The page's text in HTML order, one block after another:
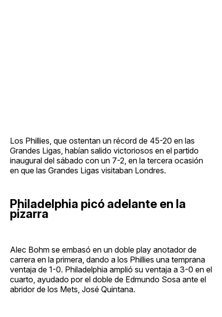
Los Phillies, que ostentan un récord de 45-20 en las
Grandes Ligas, habían salido victoriosos en el partido
inaugural del sábado con un 7-2, en la tercera ocasión
en que las Grandes Ligas visitaban Londres.
Philadelphia picó adelante en la
pizarra
Alec Bohm se embasó en un doble play anotador de
carrera en la primera, dando a los Phillies una temprana
ventaja de 1-0. Philadelphia amplió su ventaja a 3-0 en el
cuarto, ayudado por el doble de Edmundo Sosa ante el
abridor de los Mets, José Quintana.